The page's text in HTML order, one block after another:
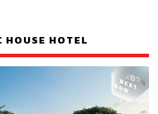
HOUSE HOTEL